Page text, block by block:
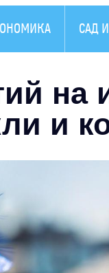
САД
на
и